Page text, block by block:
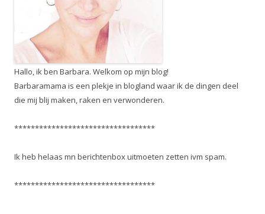
Hallo, ik ben Barbara. Welkom op mijn blog!
Barbaramama is een plekje in blogland waar ik de dingen deel
die mij blij maken, raken en verwonderen.
**********************************
Ik heb helaas mn berichtenbox uitmoeten zetten ivm spam.
**********************************